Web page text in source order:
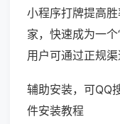
小程序打牌提高
家，快速成为一
用户可通过正规渠
辅助安装，可QQ
件安装教程